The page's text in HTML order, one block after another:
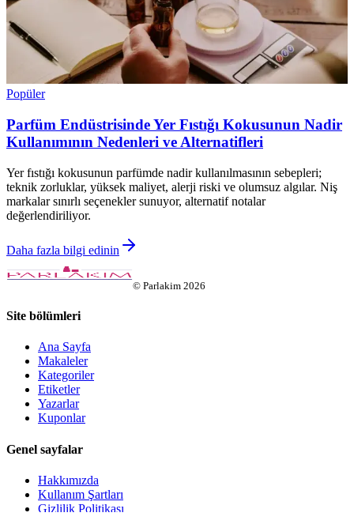
Popüler
Parfüm Endüstrisinde Yer Fıstığı Kokusunun Nadir
Kullanımının Nedenleri ve Alternatifleri
Yer fıstığı kokusunun parfümde nadir kullanılmasının sebepleri;
teknik zorluklar, yüksek maliyet, alerji riski ve olumsuz algılar. Niş
markalar sınırlı seçenekler sunuyor, alternatif notalar
değerlendiriliyor.
Daha fazla bilgi edinin
© Parlakim 2026
Site bölümleri
Ana Sayfa
Makaleler
Kategoriler
Etiketler
Yazarlar
Kuponlar
Genel sayfalar
Hakkımızda
Kullanım Şartları
Gizlilik Politikası